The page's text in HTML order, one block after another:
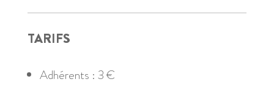
TARIFS
Adhérents : 3 €